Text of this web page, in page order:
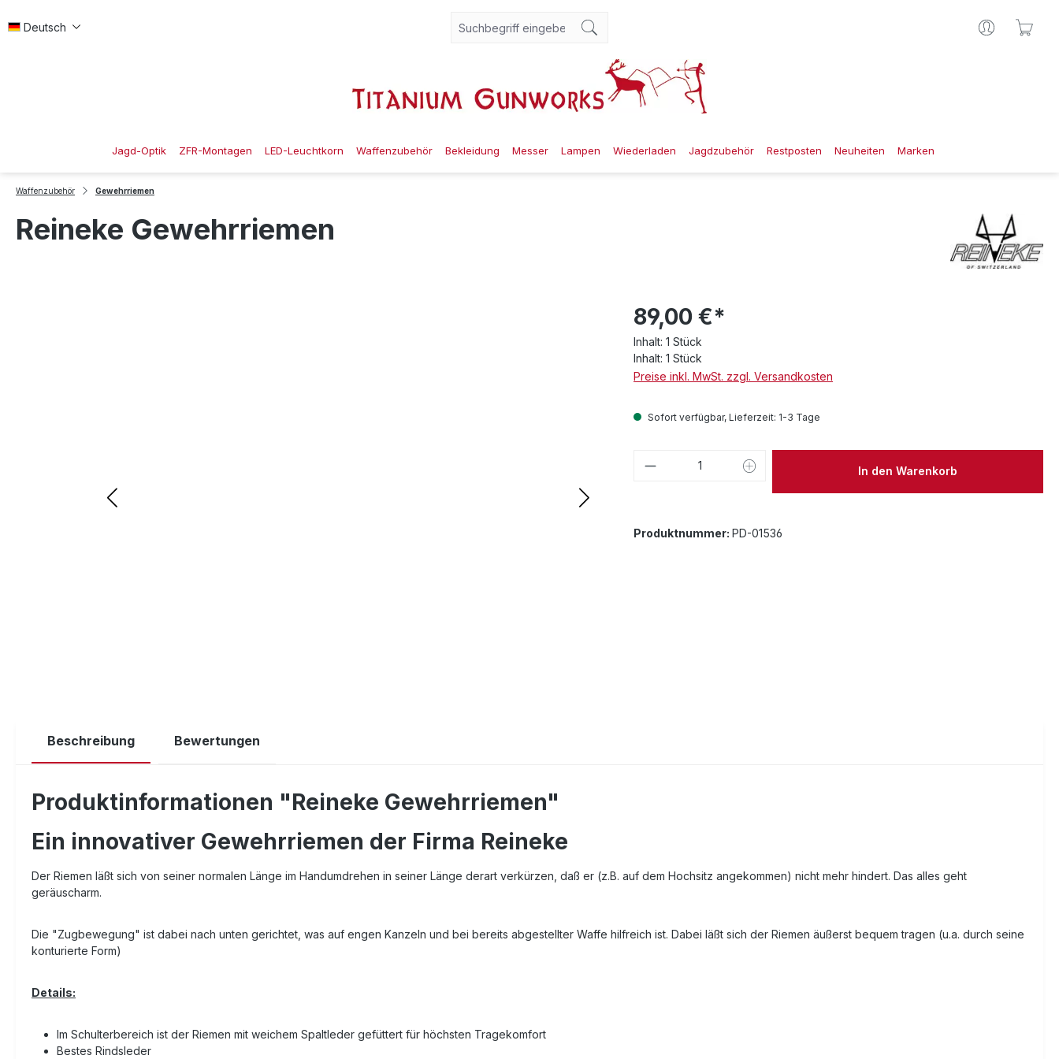
Deutsch
Jagd-Optik ZFR-Montagen LED-Leuchtkorn Waffenzubehör Bekleidung Messer Lampen Wiederladen Jagdzubehör Restposten Neuheiten Marken
Waffenzubehör Gewehrriemen
Reineke Gewehrriemen
89,00 €*
Inhalt: 1 Stück
Inhalt: 1 Stück
Preise inkl. MwSt. zzgl. Versandkosten
Sofort verfügbar, Lieferzeit: 1-3 Tage
Produkt Anzahl: Gib den gewünschten Wert
In den Warenkorb
Produktnummer: PD-01536
Beschreibung Bewertungen
Produktinformationen "Reineke Gewehrriemen"
Ein innovativer Gewehrriemen der Firma Reineke
Der Riemen läßt sich von seiner normalen Länge im Handumdrehen in seiner Länge derart verkürzen, daß er (z.B. auf dem Hochsitz angekommen) nicht mehr hindert. Das alles geht
geräuscharm.
Die "Zugbewegung" ist dabei nach unten gerichtet, was auf engen Kanzeln und bei bereits abgestellter Waffe hilfreich ist. Dabei läßt sich der Riemen äußerst bequem tragen (u.a. durch seine
konturierte Form)
Details:
Im Schulterbereich ist der Riemen mit weichem Spaltleder gefüttert für höchsten Tragekomfort
Bestes Rindsleder